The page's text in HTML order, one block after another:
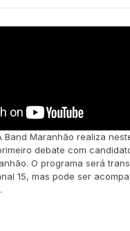
Band Maranhão realiza
debate com
O programa será
15, mas pode ser